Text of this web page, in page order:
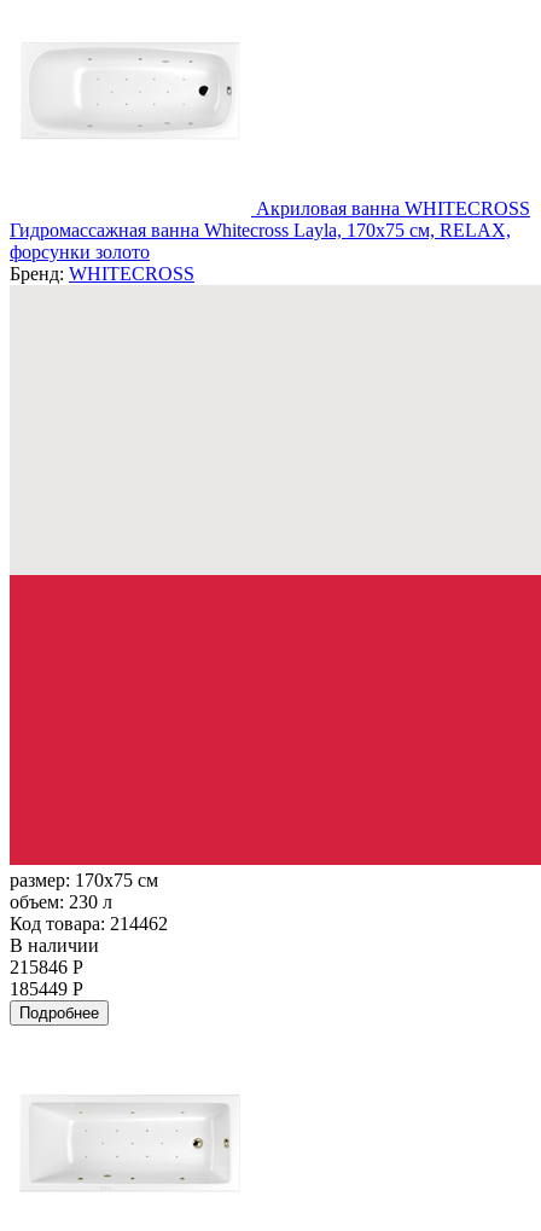
Акриловая ванна WHITECROSS
Гидромассажная ванна Whitecross Layla, 170x75 см, RELAX,
форсунки золото
Бренд: WHITECROSS
размер: 170x75 см
объем: 230 л
Код товара: 214462
В наличии
215846 Р
185449 Р
Подробнее